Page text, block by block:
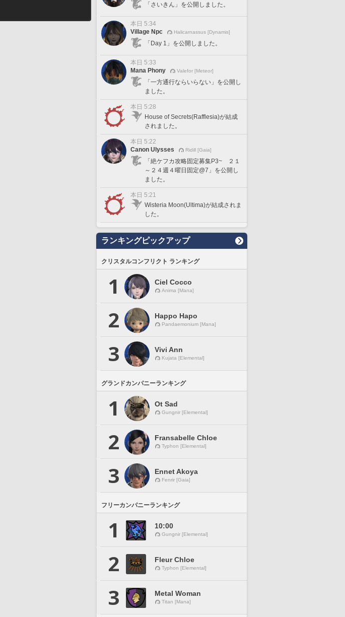
「さいきん」を公開しました。
本日 5:34
Village Npc
Halicarnassus [Dynamis]
「Day 1」を公開しました。
本日 5:33
Mana Phony
Valefor [Meteor]
「一方通行ならいらない」を公開し
ました。
本日 5:28
House of Secrets(Rafflesia)が結成
されました。
本日 5:22
Canon Ulysses
Ridill [Gaia]
「絶ケフカ攻略固定募集P3~ ２１
～２４週４曜日固定@7」を公開し
ました。
本日 5:21
Wisteria Moon(Ultima)が結成されま
した。
ランキングピックアップ
クリスタルコンフリクト ランキング
1 Ciel Cocco
Anima [Mana]
2 Happo Hapo
Pandaemonium [Mana]
3 Vivi Ann
Kujata [Elemental]
グランドカンパニーランキング
1 Ot Sad
Gungnir [Elemental]
2 Fransabelle Chloe
Typhon [Elemental]
3 Ennet Akoya
Fenrir [Gaia]
フリーカンパニーランキング
1 10:00
Gungnir [Elemental]
2 Fleur Chloe
Typhon [Elemental]
3 Metal Woman
Titan [Mana]